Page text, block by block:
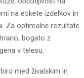
na etikete izdelkov in
Za optimalne rezultate
bogato z
v telesu.
med živalskim in